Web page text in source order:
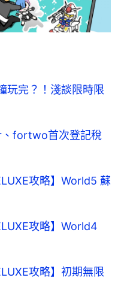
玩完？！淺談限時限
fortwo首次登記稅
攻略】World5 蘇
攻略】World4
攻略】初期無限